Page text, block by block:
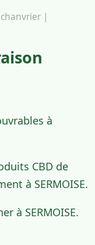
|
à
CBD de
à SERMOISE.
à SERMOISE.